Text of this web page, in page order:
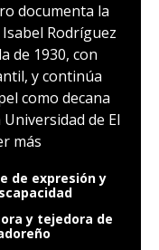
documenta la
Rodríguez
de 1930, con
y continúa
como decana
de El
más
de expresión y
y tejedora de